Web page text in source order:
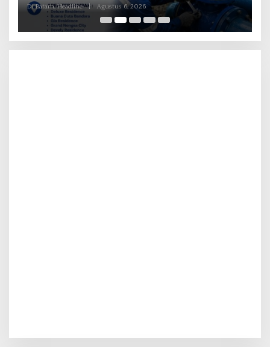
Di Batam, Headline | Agustus 6, 2026